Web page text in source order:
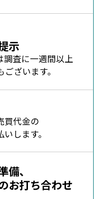
示
調査に一週間以上
ざいます。
買代金の
します。
備、
お打ち合わせ